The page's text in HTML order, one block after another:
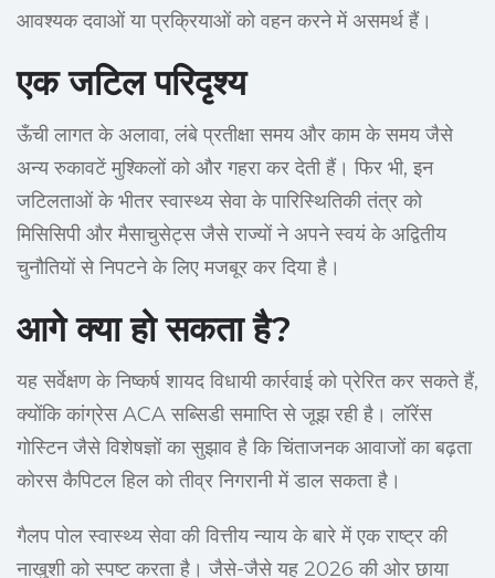
आवश्यक दवाओं या प्रक्रियाओं को वहन करने में असमर्थ हैं।
एक जटिल परिदृश्य
ऊँची लागत के अलावा, लंबे प्रतीक्षा समय और काम के समय जैसे
अन्य रुकावटें मुश्किलों को और गहरा कर देती हैं। फिर भी, इन
जटिलताओं के भीतर स्वास्थ्य सेवा के पारिस्थितिकी तंत्र को
मिसिसिपी और मैसाचुसेट्स जैसे राज्यों ने अपने स्वयं के अद्वितीय
चुनौतियों से निपटने के लिए मजबूर कर दिया है।
आगे क्या हो सकता है?
यह सर्वेक्षण के निष्कर्ष शायद विधायी कार्रवाई को प्रेरित कर सकते हैं,
क्योंकि कांग्रेस ACA सब्सिडी समाप्ति से जूझ रही है। लॉरेंस
गोस्टिन जैसे विशेषज्ञों का सुझाव है कि चिंताजनक आवाजों का बढ़ता
कोरस कैपिटल हिल को तीव्र निगरानी में डाल सकता है।
गैलप पोल स्वास्थ्य सेवा की वित्तीय न्याय के बारे में एक राष्ट्र की
नाखुशी को स्पष्ट करता है। जैसे-जैसे यह 2026 की ओर छाया